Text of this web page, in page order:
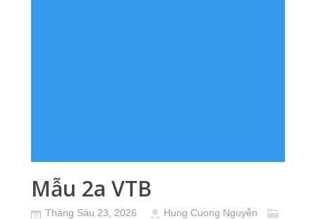
Mẫu 2a VTB
Tháng Sáu 23, 2026
Hung Cuong Nguyễn